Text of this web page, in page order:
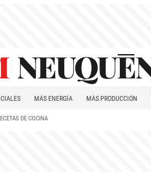
MÁS ENERGÍA MÁS PRODUCCIÓN
DE COCINA